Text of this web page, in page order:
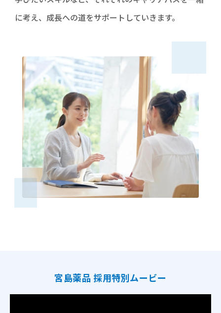
に考え、成長への道をサポートしていきます。
宮島薬品 採用特別ムービー